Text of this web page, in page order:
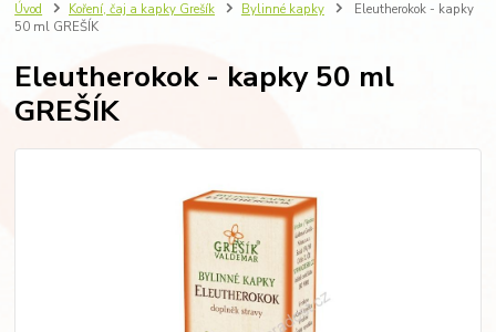
Úvod Koření, čaj a kapky Grešík Bylinné kapky
Eleutherokok - kapky
50 ml GREŠÍK
Eleutherokok - kapky 50 ml
GREŠÍK